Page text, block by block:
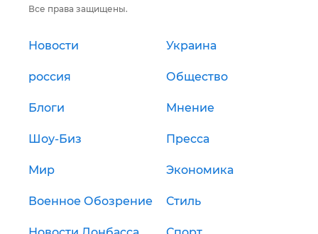
Все права защищены.
Новости Украина
россия Общество
Блоги Мнение
Шоу-Биз Пресса
Мир Экономика
Военное Обозрение Стиль